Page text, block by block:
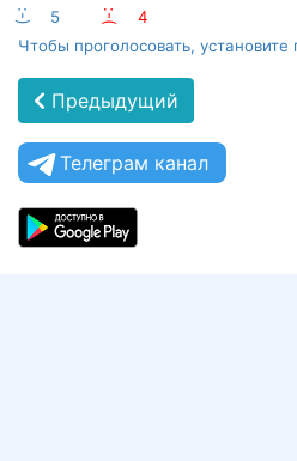
:-) 5 :-(
4
Чтобы проголосовать,
Предыдущий
Телеграм канал